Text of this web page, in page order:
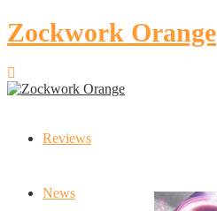
Zockwork Orange
Reviews
News